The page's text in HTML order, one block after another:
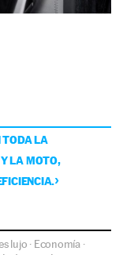
TODA LA
LA MOTO,
lujo · Economía·